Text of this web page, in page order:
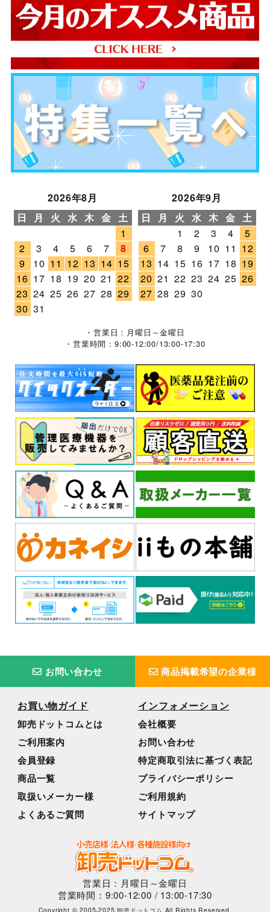
2026年8月
日
月 火 水 木 金 土
1
2
3 4 5 6 7
8
9
10 11 12 13 14 15
16 17 18 19 20 21 22
23 24 25 26 27 28 29
30 31
2026年9月
日
月 火 水 木 金 土
1
2 3 4
5
6
7 8 9 10 11 12
13 14 15 16 17 18 19
20 21 22 23 24 25 26
27 28 29 30
・営業日：月曜日～金曜日
・営業時間：9:00-12:00/13:00-17:30
お問い合わせ 商品掲載希望の企業様
お買い物ガイド
卸売ドットコムとは
ご利用案内
会員登録
商品一覧
取扱いメーカー様
よくあるご質問
インフォメーション
会社概要
お問い合わせ
特定商取引法に基づく表記
プライバシーポリシー
ご利用規約
サイトマップ
営業日：月曜日～金曜日
営業時間：9:00-12:00 / 13:00-17:30
Copyright © 2005-2025 卸売ドットコム All Rights Reserved.